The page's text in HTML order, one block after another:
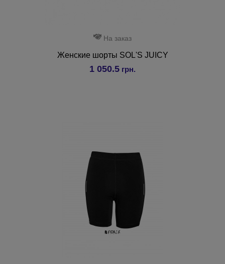
На заказ
Женские шорты SOL'S JUICY
1 050.5 грн.